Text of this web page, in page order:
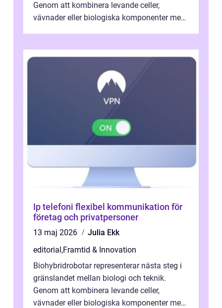
Genom att kombinera levande celler,
vävnader eller biologiska komponenter med
Ip telefoni flexibel kommunikation för
företag och privatpersoner
13 maj 2026
Julia Ekk
editorial,Framtid & Innovation
Biohybridrobotar representerar nästa steg i
gränslandet mellan biologi och teknik.
Genom att kombinera levande celler,
vävnader eller biologiska komponenter med